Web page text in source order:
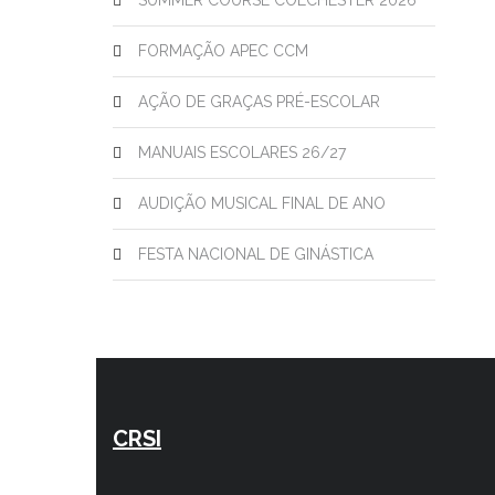
FORMAÇÃO APEC CCM
AÇÃO DE GRAÇAS PRÉ-ESCOLAR
MANUAIS ESCOLARES 26/27
AUDIÇÃO MUSICAL FINAL DE ANO
FESTA NACIONAL DE GINÁSTICA
CRSI